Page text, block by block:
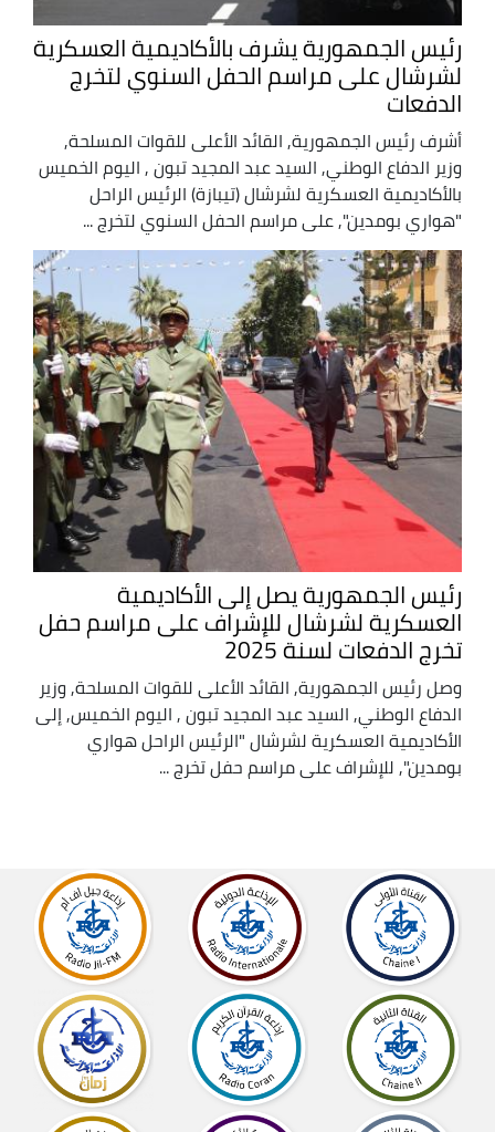
رئيس الجمهورية يشرف بالأكاديمية العسكرية
لشرشال على مراسم الحفل السنوي لتخرج
الدفعات
أشرف رئيس الجمهورية, القائد الأعلى للقوات المسلحة,
وزير الدفاع الوطني, السيد عبد المجيد تبون , اليوم الخميس
بالأكاديمية العسكرية لشرشال (تيبازة) الرئيس الراحل
"هواري بومدين", على مراسم الحفل السنوي لتخرج ...
رئيس الجمهورية يصل إلى الأكاديمية
العسكرية لشرشال للإشراف على مراسم حفل
تخرج الدفعات لسنة 2025
وصل رئيس الجمهورية, القائد الأعلى للقوات المسلحة, وزير
الدفاع الوطني, السيد عبد المجيد تبون , اليوم الخميس, إلى
الأكاديمية العسكرية لشرشال "الرئيس الراحل هواري
بومدين", للإشراف على مراسم حفل تخرج ...